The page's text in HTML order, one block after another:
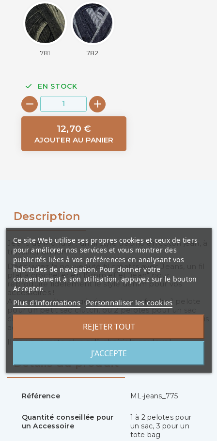
781 782
EN STOCK
12,70 €
AJOUTER AU PANIER
Description
Jeans de Mondial : un fil style trapillo en coton jean, à
travailler en 15mm !
Découvrez la nouveauté fil créatifs avec Jeans, un fil
plat à crocheter en 15mm effet "jean" pour
reproduire fidèlement le style denim pour vos
accessoires !
Avec son métrage généreux, il vous faudra 1 pelote
pour un petit sac clutch, ou 2 pelotes pour un sac
classique ! Doux au toucher mais très résistant, il vous
accompagne partout.
Il ne vous reste plus qu'à choisir la couleur !
Détails du produit
Référence ML-jeans_775
Quantité conseillée pour
un Accessoire
1 à 2 pelotes pour
un sac, 3 pour un
tote bag
Ce site Web utilise ses propres cookies et ceux de tiers
pour améliorer nos services et vous montrer des
publicités liées à vos préférences en analysant vos
habitudes de navigation. Pour donner votre
consentement à son utilisation, appuyez sur le bouton
Accepter.
Plus d'informations Personnaliser les cookies
REJETER TOUT
J'ACCEPTE